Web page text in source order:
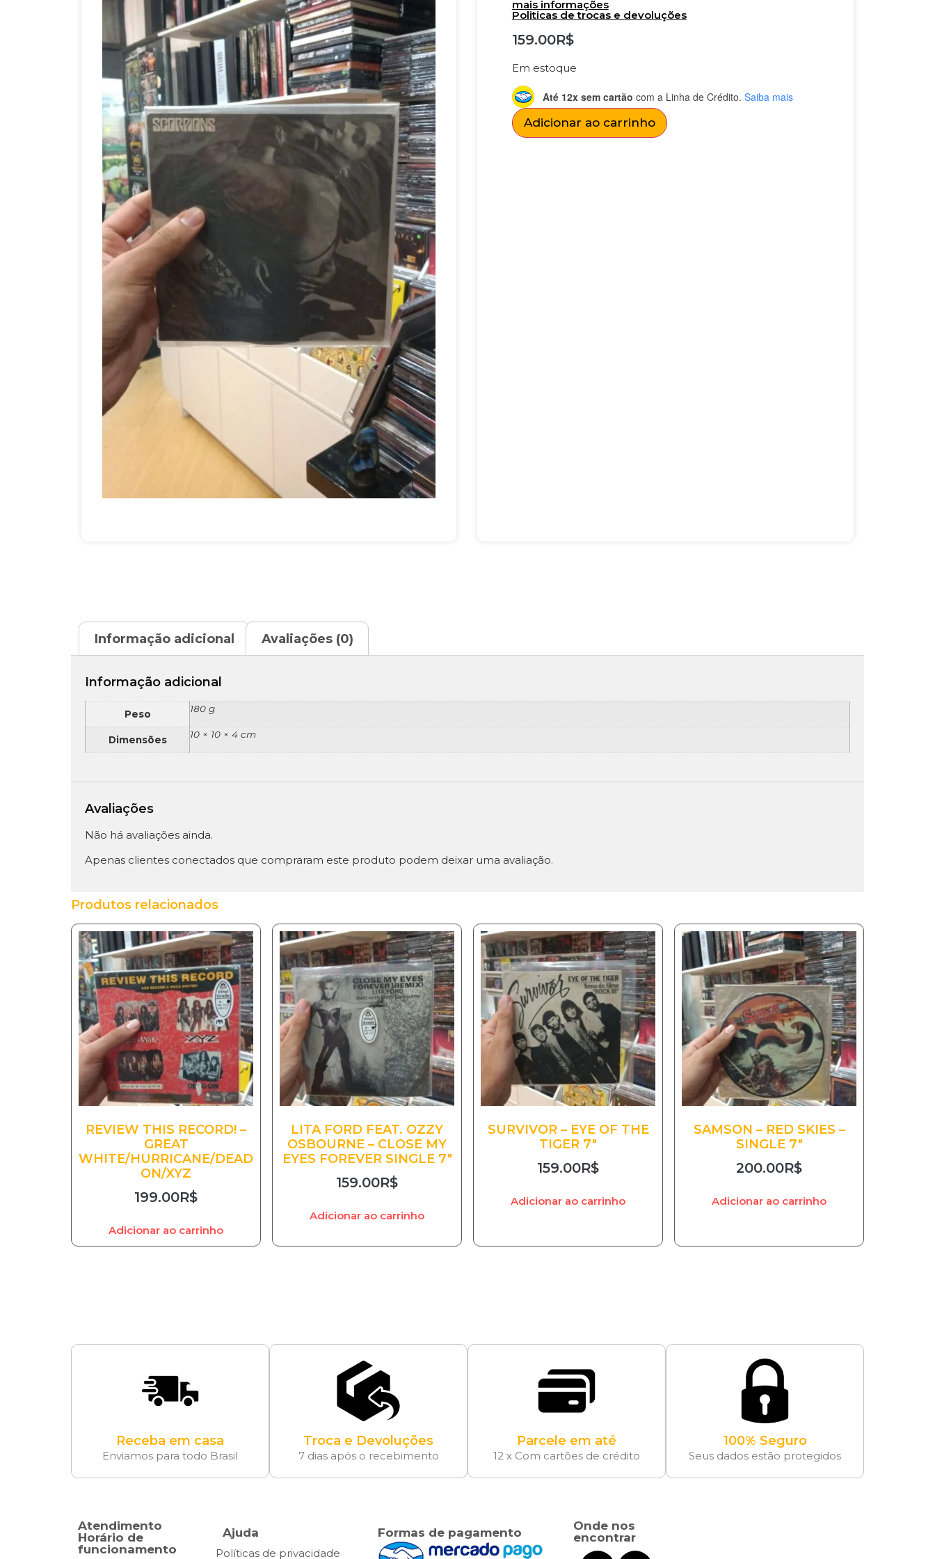
mais informações
Politicas de trocas e devoluções
159.00R$
Em estoque
Até 12x sem cartão com a Linha de Crédito. Saiba mais
Adicionar ao carrinho
Informação adicional Avaliações (0)
Informação adicional
Peso 180 g
Dimensões 10 × 10 × 4 cm
Avaliações
Não há avaliações ainda.
Apenas clientes conectados que compraram este produto podem deixar uma avaliação.
Produtos relacionados
REVIEW THIS RECORD! –
GREAT
WHITE/HURRICANE/DEAD
ON/XYZ
199.00R$
Adicionar ao carrinho
LITA FORD FEAT. OZZY
OSBOURNE – CLOSE MY
EYES FOREVER SINGLE 7″
159.00R$
Adicionar ao carrinho
SURVIVOR – EYE OF THE
TIGER 7″
159.00R$
Adicionar ao carrinho
SAMSON – RED SKIES –
SINGLE 7″
200.00R$
Adicionar ao carrinho
Receba em casa
Enviamos para todo Brasil
Troca e Devoluções
7 dias após o recebimento
Parcele em até
12 x Com cartões de crédito
100% Seguro
Seus dados estão protegidos
Atendimento
Horário de
funcionamento
Ajuda
Políticas de privacidade
Formas de pagamento
Onde nos
encontrar